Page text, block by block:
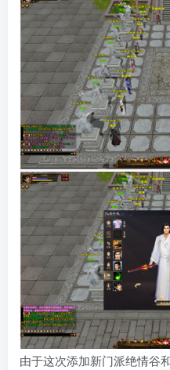
由于这次添加新门派绝情谷